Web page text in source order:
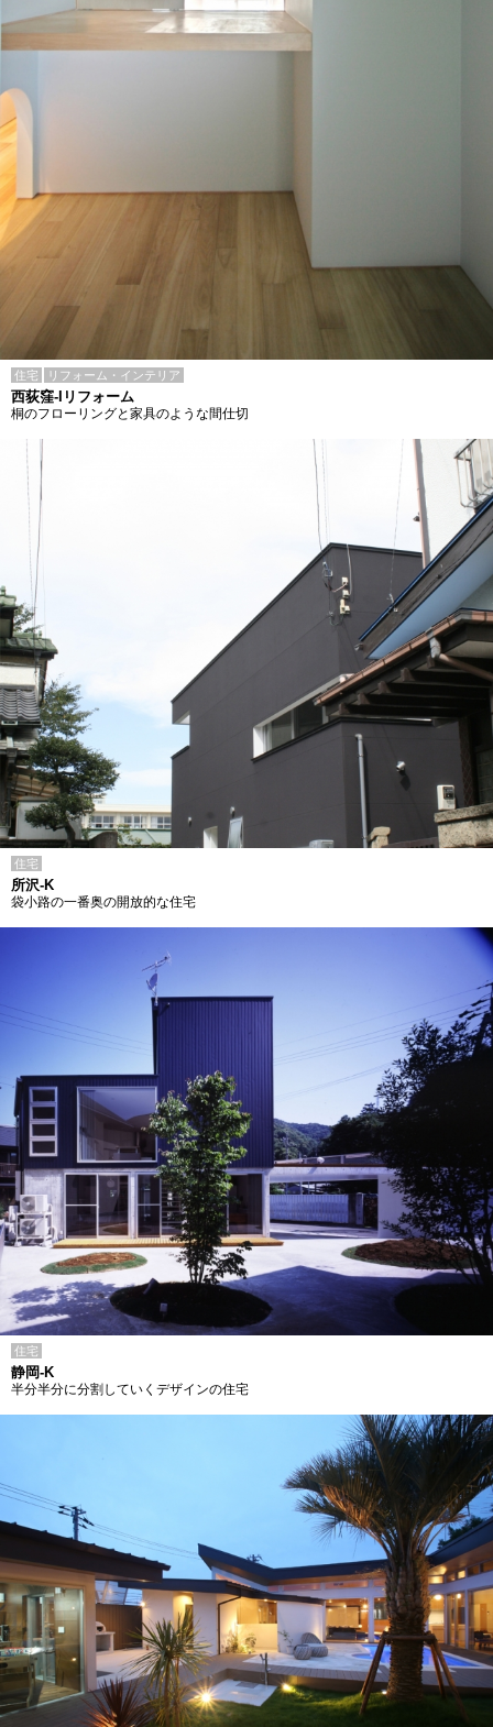
住宅 リフォーム・インテリア
西荻窪-Iリフォーム
桐のフローリングと家具のような間仕切
住宅
所沢-K
袋小路の一番奥の開放的な住宅
住宅
静岡-K
半分半分に分割していくデザインの住宅